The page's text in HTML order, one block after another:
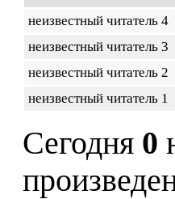
неизвестный читатель 4
неизвестный читатель 3
неизвестный читатель 2
неизвестный читатель 1
Сегодня 0